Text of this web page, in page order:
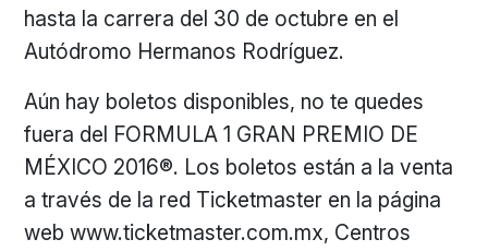
hasta la carrera del 30 de octubre en el
Autódromo Hermanos Rodríguez.
Aún hay boletos disponibles, no te quedes
fuera del FORMULA 1 GRAN PREMIO DE
MÉXICO 2016®. Los boletos están a la venta
a través de la red Ticketmaster en la página
web www.ticketmaster.com.mx, Centros